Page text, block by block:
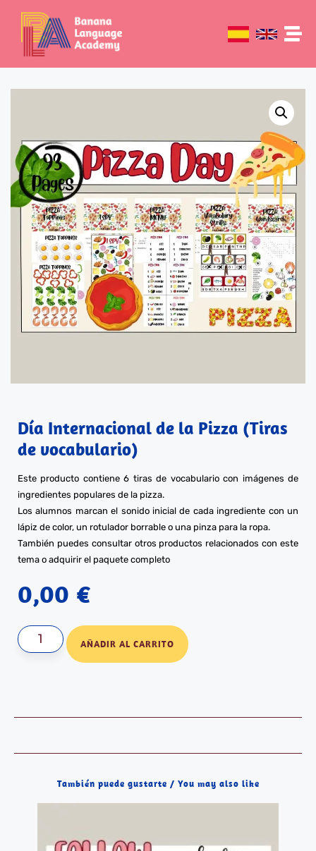
Día Internacional de la Pizza (Tiras
de vocabulario)
Este producto contiene 6 tiras de vocabulario con imágenes de
ingredientes populares de la pizza.
Los alumnos marcan el sonido inicial de cada ingrediente con un
lápiz de color, un rotulador borrable o una pinza para la ropa.
También puedes consultar otros productos relacionados con este
tema o adquirir el paquete completo
0,00 €
AÑADIR AL CARRITO
También puede gustarte / You may also like